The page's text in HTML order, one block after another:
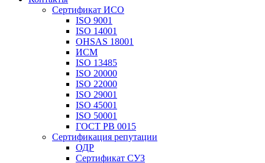
Сертификат ИСО
ISO 9001
ISO 14001
OHSAS 18001
ИСМ
ISO 13485
ISO 20000
ISO 22000
ISO 29001
ISO 45001
ISO 50001
ГОСТ РВ 0015
Сертификация репутации
ОДР
Сертификат СУЗ